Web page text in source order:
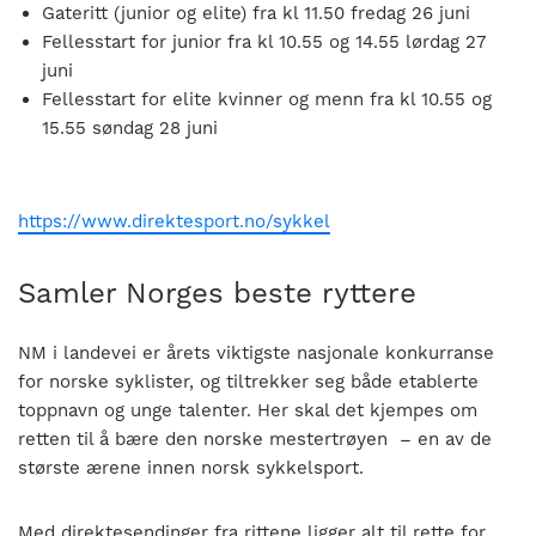
Gateritt (junior og elite) fra kl 11.50 fredag 26 juni
Fellesstart for junior fra kl 10.55 og 14.55 lørdag 27
juni
Fellesstart for elite kvinner og menn fra kl 10.55 og
15.55 søndag 28 juni
https://www.direktesport.no/sykkel
Samler Norges beste ryttere
NM i landevei er årets viktigste nasjonale konkurranse
for norske syklister, og tiltrekker seg både etablerte
toppnavn og unge talenter. Her skal det kjempes om
retten til å bære den norske mestertrøyen – en av de
største ærene innen norsk sykkelsport.